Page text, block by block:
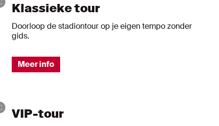
Klassieke tour
Doorloop de stadiontour op je eigen tempo zonder
gids.
Meer info
VIP-tour